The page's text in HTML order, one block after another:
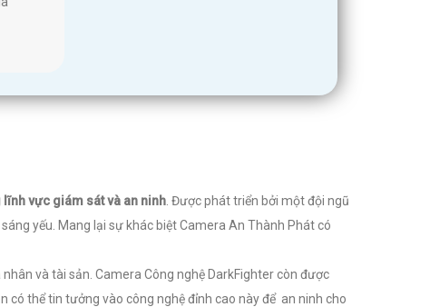
vực giám sát và an ninh . Được phát triển bởi một đội ngũ
yếu. Mang lại sự khác biệt Camera An Thành Phát có
và tài sản. Camera Công nghệDarkFighter còn được
có thể tin tưởng vào công nghệ đỉnh cao này để an ninh cho